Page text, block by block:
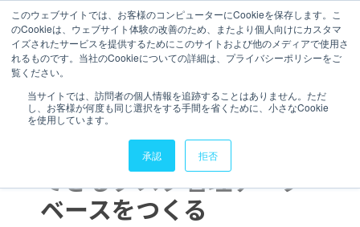
このウェブサイトでは、お客様のコンピューターにCookieを保存します。こ
のCookieは、ウェブサイト体験の改善のため、またより個人向けにカスタマ
イズされたサービスを提供するためにこのサイトおよび他のメディアで使用さ
れるものです。当社のCookieについての詳細は、プライバシーポリシーをご
覧ください。
当サイトでは、訪問者の個人情報を追跡することはありません。ただ
し、お客様が何度も同じ選択をする手間を省くために、小さなCookie
を使用しています。
承認 拒否
5 分で読むことができます。
【Notion】Slackから
Notionに直接タスク登録
できるタスク管理データ
ベースをつくる